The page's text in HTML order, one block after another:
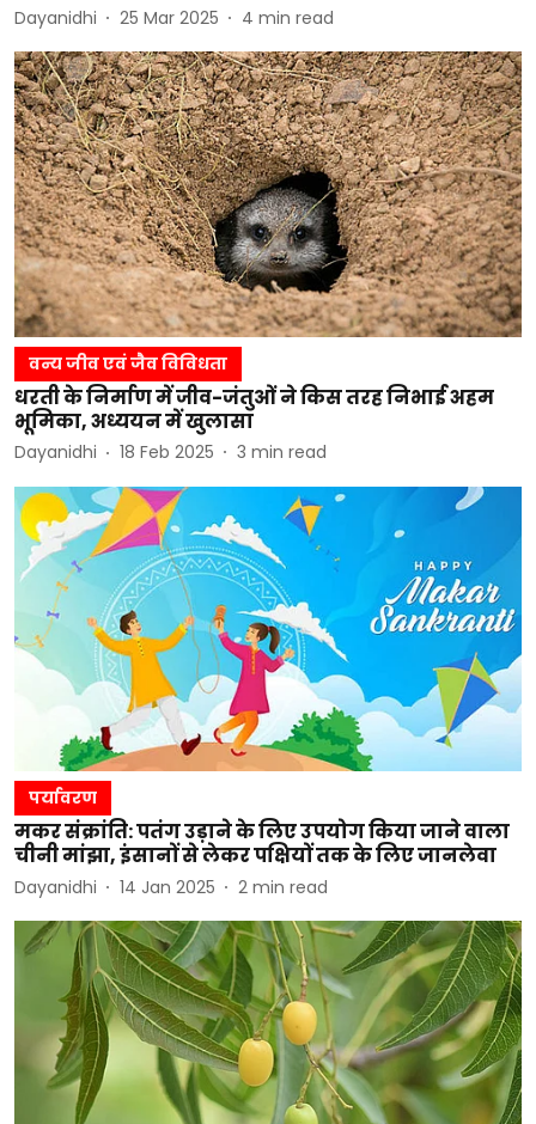
Dayanidhi 25 Mar 2025 4 min read
वन्य जीव एवं जैव विविधता
धरती के निर्माण में जीव-जंतुओं ने किस तरह निभाई अहम
भूमिका, अध्ययन में खुलासा
Dayanidhi 18 Feb 2025 3 min read
पर्यावरण
मकर संक्रांति: पतंग उड़ाने के लिए उपयोग किया जाने वाला
चीनी मांझा, इंसानों से लेकर पक्षियों तक के लिए जानलेवा
Dayanidhi 14 Jan 2025 2 min read